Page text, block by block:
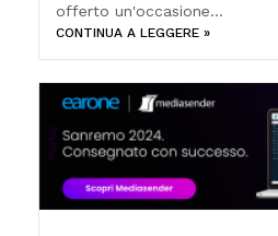
offerto un'occasione...
CONTINUA A LEGGERE »